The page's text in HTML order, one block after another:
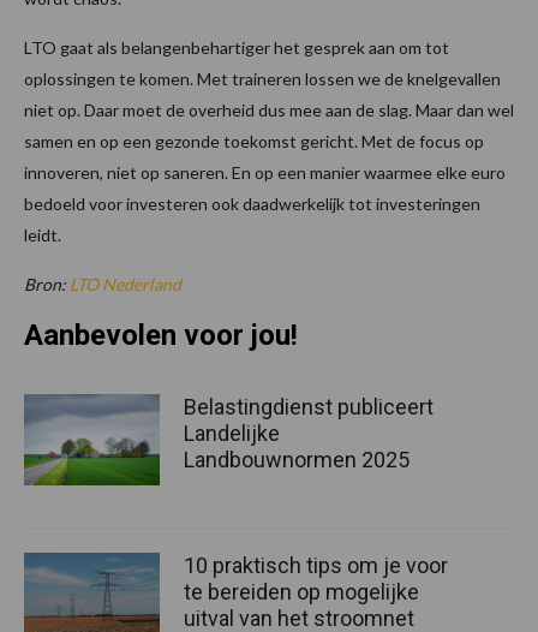
LTO gaat als belangenbehartiger het gesprek aan om tot
oplossingen te komen. Met traineren lossen we de knelgevallen
niet op. Daar moet de overheid dus mee aan de slag. Maar dan wel
samen en op een gezonde toekomst gericht. Met de focus op
innoveren, niet op saneren. En op een manier waarmee elke euro
bedoeld voor investeren ook daadwerkelijk tot investeringen
leidt.
Bron: LTO Nederland
Aanbevolen voor jou!
Belastingdienst publiceert
Landelijke
Landbouwnormen 2025
10 praktisch tips om je voor
te bereiden op mogelijke
uitval van het stroomnet